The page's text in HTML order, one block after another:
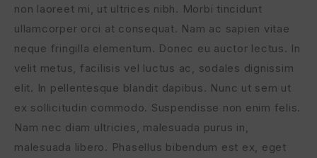
non laoreet mi, ut ultrices nibh. Morbi tincidunt
ullamcorper orci at consequat. Nam ac sapien vitae
neque fringilla elementum. Donec eu auctor lectus. In
velit metus, facilisis vel luctus ac, sodales dignissim
elit. In pellentesque blandit dapibus. Nunc ut sem ut
ex sollicitudin commodo. Suspendisse non enim felis.
Nam nec diam ultricies, malesuada purus in,
malesuada libero. Phasellus bibendum est ex, eget